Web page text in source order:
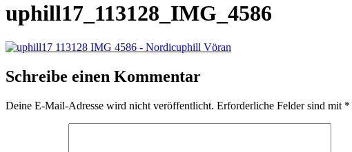
uphill17_113128_IMG_4586
Schreibe einen Kommentar
Deine E-Mail-Adresse wird nicht veröffentlicht. Erforderliche Felder sind mit *